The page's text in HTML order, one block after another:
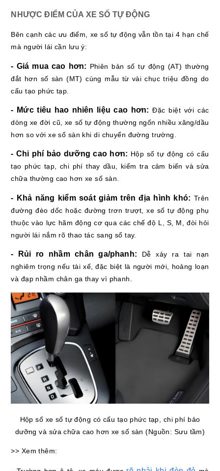
NHƯỢC ĐIỂM CỦA XE SỐ TỰ ĐỘNG
Bên cạnh các ưu điểm, xe số tự động vẫn tồn tại 4 hạn chế
mà người lái cần lưu ý:
- Giá mua cao hơn: Phiên bản số tự động (AT) thường
đắt hơn số sàn (MT) cùng mẫu từ vài chục triệu đồng do
cấu tạo phức tạp.
- Mức tiêu hao nhiên liệu cao hơn: Đặc biệt với các
dòng xe đời cũ, xe số tự động thường ngốn nhiều xăng/dầu
hơn so với xe số sàn khi di chuyển đường trường.
- Chi phí bảo dưỡng cao hơn: Hộp số tự động có cấu
tạo phức tạp, chi phí thay dầu, kiểm tra cảm biến và sửa
chữa thường cao hơn xe số sàn.
- Khả năng kiểm soát giảm trên địa hình khó: Trên
đường đèo dốc hoặc đường trơn trượt, xe số tự động phụ
thuộc vào lực hãm động cơ qua các chế độ L, S, M, đòi hỏi
người lái nắm rõ thao tác sang số tay.
- Rủi ro nhầm chân ga/phanh: Dễ xảy ra tai nạn
nghiêm trọng nếu tài xế, đặc biệt là người mới, hoảng loạn
và đạp nhầm chân ga thay vì phanh.
Hộp số xe số tự động có cấu tạo phức tạp, chi phí bảo
dưỡng và sửa chữa cao hơn xe số sàn (Nguồn: Sưu tầm)
>> Xem thêm: